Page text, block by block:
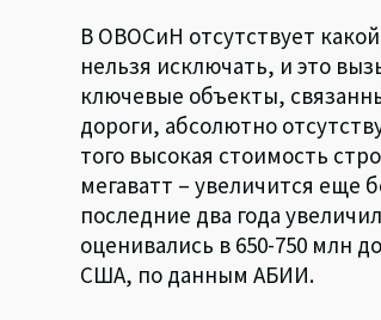
В ОВОСиН отсутствует
нельзя исключать, и это
ключевые объекты,
дороги, абсолютно
того высокая стоимость
мегаватт – увеличится еще
последние два года
оценивались в 650-750 млн
США, по данным АБИИ.